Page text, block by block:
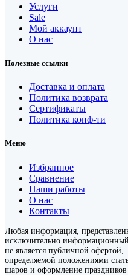
Услуги
Sale
Мой аккаунт
О нас
Полезные ссылки
Доставка и оплата
Политика возврата
Сертификаты
Политика конф-ти
Меню
Избранное
Сравнение
Наши работы
О нас
Контакты
Любая информация,
исключительно
не является публичной офертой,
определяемой положениями
шаров и оформление праздников